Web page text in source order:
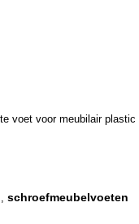
voet voor meubilair plastic
, schroefmeubelvoeten